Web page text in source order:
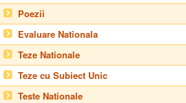
Poezii
Evaluare Nationala
Teze Nationale
Teze cu Subiect Unic
Teste Nationale